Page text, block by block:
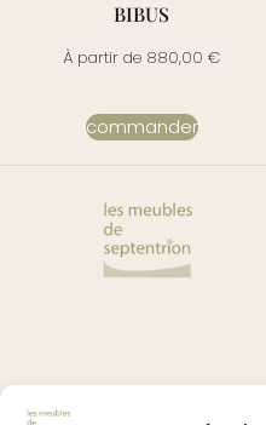
BIBUS
À partir de 880,00 €
commander